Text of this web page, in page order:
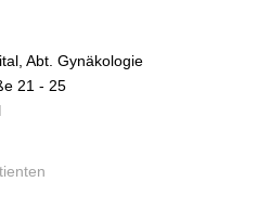
Abt. Gynäkologie
21 - 25